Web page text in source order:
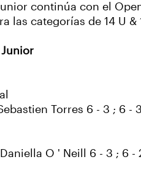
continúa con el
las categorías de 14 U &
Torres 6 - 3 ; 6 - 3
O ' Neill 6 - 3 ; 6 -